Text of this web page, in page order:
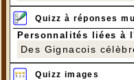
Quizz à réponses
Personnalités liées à
Des Gignacois
Quizz images